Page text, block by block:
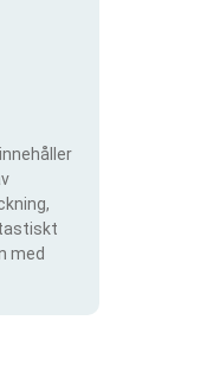
med